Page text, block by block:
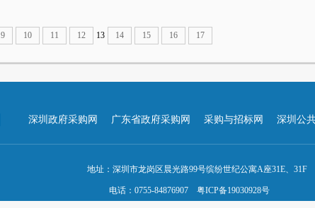
9 10 11 12 13 14 15 16 17
深圳政府采购网 广东省政府采购网 采购与招标网 深圳公
地址：深圳市龙岗区晨光路99号缤纷世纪公寓A座31E、31F
电话：0755-84876907 粤ICP备19030928号